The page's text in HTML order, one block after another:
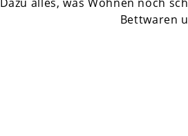
Bettwaren